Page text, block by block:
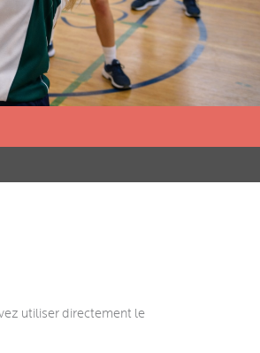
utiliser directement le